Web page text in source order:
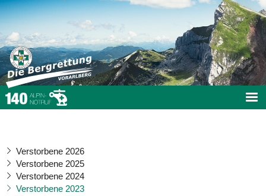
Verstorbene 2026
Verstorbene 2025
Verstorbene 2024
Verstorbene 2023